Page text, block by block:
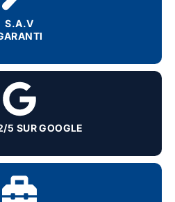
S.A.V
5 SUR GOOGLE